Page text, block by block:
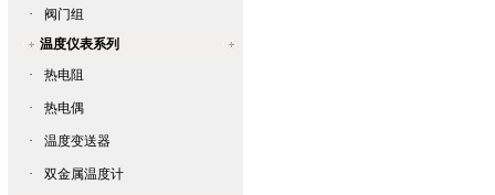
·
阀门组
温度仪表系列
·
热电阻
· 热电偶
· 温度变送器
·
双金属温度计